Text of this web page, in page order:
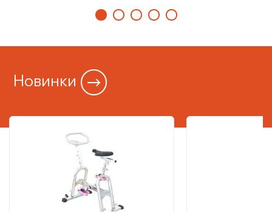
Новинки